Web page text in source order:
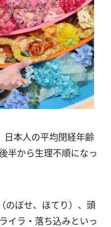
日本人の平均閉経年齢
半から生理不順になっ
（のぼせ、ほてり）、頭
イラ・落ち込みといっ